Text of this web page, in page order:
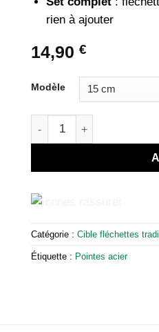
rien à ajouter
14,90 €
Modèle
quantité de Cible de
Catégorie : Cible fléchettes
Étiquette : Pointes acier